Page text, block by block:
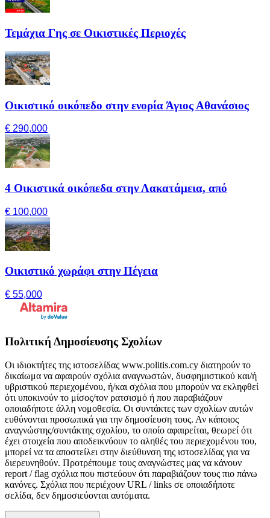
Τεμάχια Γης σε Οικιστικές Περιοχές
Οικιστικό οικόπεδο στην ενορία Άγιος Αθανάσιος
€ 290,000
4 Οικιστικά οικόπεδα στην Λακατάμεια, από
€ 100,000
Οικιστικό χωράφι στην Πέγεια
€ 55,000
Πολιτική Δημοσίευσης Σχολίων
Οι ιδιοκτήτες της ιστοσελίδας www.politis.com.cy διατηρούν το
δικαίωμα να αφαιρούν σχόλια αναγνωστών, δυσφημιστικού και/ή
υβριστικού περιεχομένου, ή/και σχόλια που μπορούν να εκληφθεί
ότι υποκινούν το μίσος/τον ρατσισμό ή που παραβιάζουν
οποιαδήποτε άλλη νομοθεσία. Οι συντάκτες των σχολίων αυτών
ευθύνονται προσωπικά για την δημοσίευση τους. Αν κάποιος
αναγνώστης/συντάκτης σχολίου, το οποίο αφαιρείται, θεωρεί ότι
έχει στοιχεία που αποδεικνύουν το αληθές του περιεχομένου του,
μπορεί να τα αποστείλει στην διεύθυνση της ιστοσελίδας για να
διερευνηθούν. Προτρέπουμε τους αναγνώστες μας να κάνουν
report / flag σχόλια που πιστεύουν ότι παραβιάζουν τους πιο πάνω
κανόνες. Σχόλια που περιέχουν URL / links σε οποιαδήποτε
σελίδα, δεν δημοσιεύονται αυτόματα.